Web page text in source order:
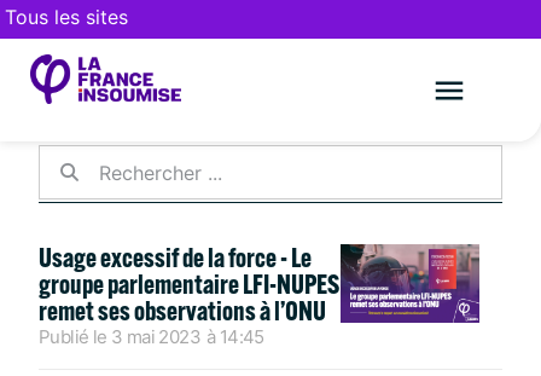
Tous les sites
GROUPES LFI-NUPES ET
ECOLOGISTES-NUPES
Usage excessif de la force - Le
groupe parlementaire LFI-NUPES
remet ses observations à l’ONU
Publié le 3 mai 2023 à 14:45